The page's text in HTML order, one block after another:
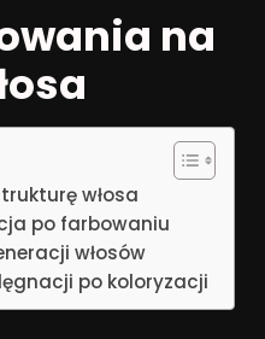
na
włosa
po farbowaniu
włosów
po koloryzacji